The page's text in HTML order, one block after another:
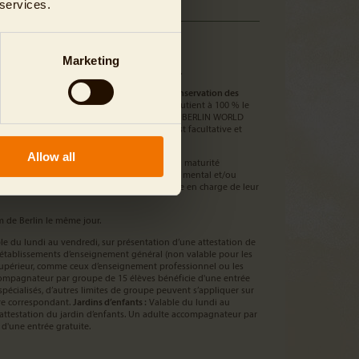
Marketing
Allow all
uniquement sur place, aux caisses du zoo.
billet comprend une
contribution à la conservation des
à la conservation des espèces
soutient à 100 % le
du zoo et parc animalier de Berlin « BERLIN WORLD
. Cette contribution est facultative et
billets si vous le souhaitez.
que les personnes ne disposant pas de la maturité
permanente en raison de leur état mental et/ou
accompagnés par une personne majeure en charge de leur
de Berlin le même jour.
du lundi au vendredi, sur présentation d’une attestation de
d’enseignement général (non valable pour les
comme ceux d’enseignement professionnel ou les
par groupe de 15 élèves bénéficie d'une entrée
d’autres limites de groupe peuvent s’appliquer sur
correspondant. Jardins d’enfants : Valable du lundi au
du jardin d’enfants. Un adulte accompagnateur par
entrée gratuite.